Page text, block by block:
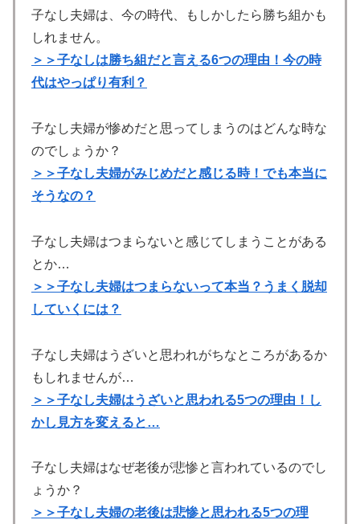
子なし夫婦は、今の時代、もしかしたら勝ち組かも
しれません。
＞＞子なしは勝ち組だと言える6つの理由！今の時
代はやっぱり有利？
子なし夫婦が惨めだと思ってしまうのはどんな時な
のでしょうか？
＞＞子なし夫婦がみじめだと感じる時！でも本当に
そうなの？
子なし夫婦はつまらないと感じてしまうことがある
とか…
＞＞子なし夫婦はつまらないって本当？うまく脱却
していくには？
子なし夫婦はうざいと思われがちなところがあるか
もしれませんが…
＞＞子なし夫婦はうざいと思われる5つの理由！し
かし見方を変えると…
子なし夫婦はなぜ老後が悲惨と言われているのでし
ょうか？
＞＞子なし夫婦の老後は悲惨と思われる5つの理